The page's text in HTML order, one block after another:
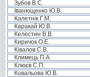
Зубов В.С.
Іванющенко Ю.В.
Калетнік Г.М.
Каракай Ю.В.
Келестин В.В.
Киричок О.Е.
Ківалов С.В.
Климець П.А.
Клюєв С.П.
Ковальова Ю.В.